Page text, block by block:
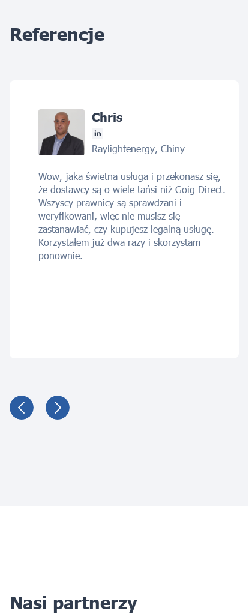
Referencje
Chris
Raylightenergy, Chiny
Wow, jaka świetna usługa i przekonasz się,
że dostawcy są o wiele tańsi niż Goig Direct.
Wszyscy prawnicy są sprawdzani i
weryfikowani, więc nie musisz się
zastanawiać, czy kupujesz legalną usługę.
Korzystałem już dwa razy i skorzystam
ponownie.
Nasi partnerzy